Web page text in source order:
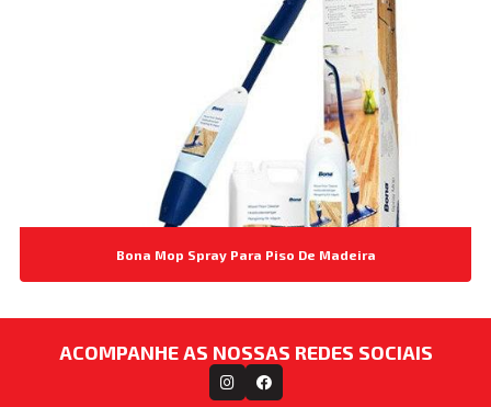
Bona Mop Spray Para Piso De Madeira
ACOMPANHE AS NOSSAS REDES SOCIAIS